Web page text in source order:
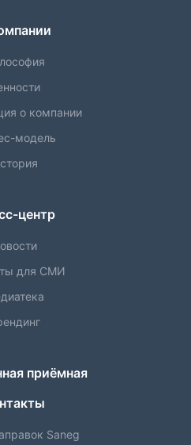
о компании
модель
центр
для СМИ
приёмная
Saneg